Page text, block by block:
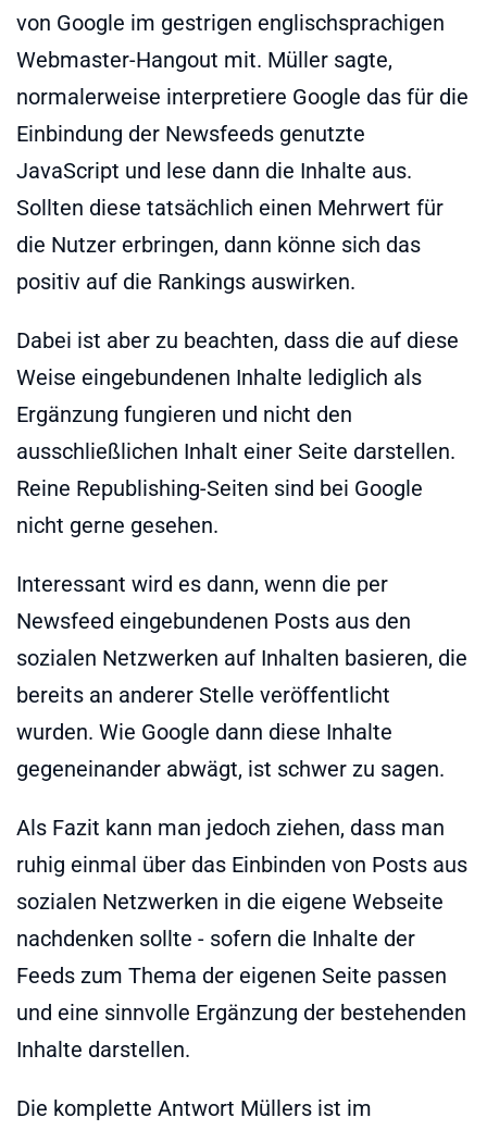
von Google im gestrigen englischsprachigen
Webmaster-Hangout mit. Müller sagte,
normalerweise interpretiere Google das für die
Einbindung der Newsfeeds genutzte
JavaScript und lese dann die Inhalte aus.
Sollten diese tatsächlich einen Mehrwert für
die Nutzer erbringen, dann könne sich das
positiv auf die Rankings auswirken.
Dabei ist aber zu beachten, dass die auf diese
Weise eingebundenen Inhalte lediglich als
Ergänzung fungieren und nicht den
ausschließlichen Inhalt einer Seite darstellen.
Reine Republishing-Seiten sind bei Google
nicht gerne gesehen.
Interessant wird es dann, wenn die per
Newsfeed eingebundenen Posts aus den
sozialen Netzwerken auf Inhalten basieren, die
bereits an anderer Stelle veröffentlicht
wurden. Wie Google dann diese Inhalte
gegeneinander abwägt, ist schwer zu sagen.
Als Fazit kann man jedoch ziehen, dass man
ruhig einmal über das Einbinden von Posts aus
sozialen Netzwerken in die eigene Webseite
nachdenken sollte - sofern die Inhalte der
Feeds zum Thema der eigenen Seite passen
und eine sinnvolle Ergänzung der bestehenden
Inhalte darstellen.
Die komplette Antwort Müllers ist im